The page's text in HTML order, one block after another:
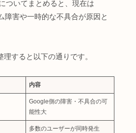
ついてまとめると、現在は
障害や一時的な不具合が原因と
すると以下の通りです。
内容
Google側の障害・不具合の可
能性大
多数のユーザーが同時発生